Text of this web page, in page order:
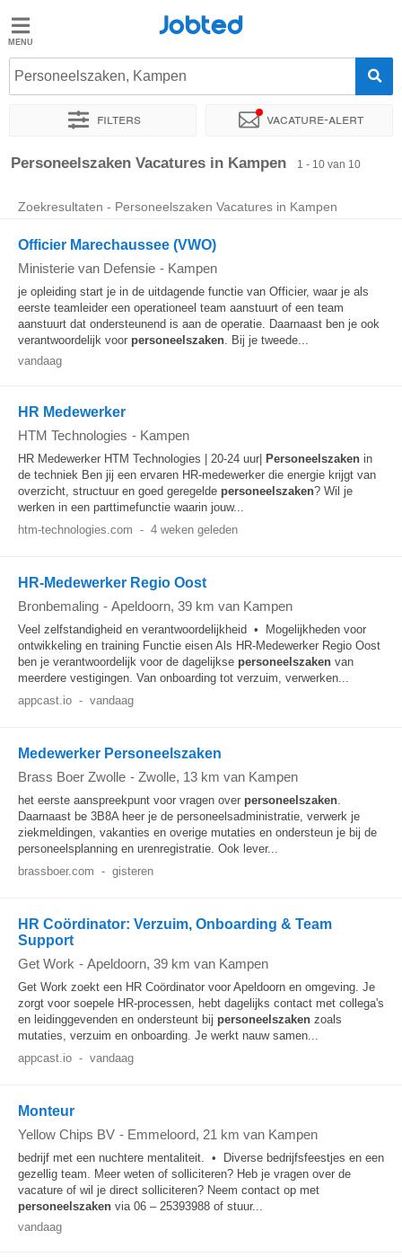
Jobted
Vacatures
Salarissen
Jobted
Personeelszaken, Kampen
Filters Vacature-alert
Sorteer op Exacte locatie Bedrijf Soort dienstverband
Personeelszaken Vacatures in Kampen 1 - 10 van 10
Zoekresultaten - Personeelszaken Vacatures in Kampen
Officier Marechaussee (VWO)
Ministerie van Defensie - Kampen
je opleiding start je in de uitdagende functie van Officier, waar je als
eerste teamleider een operationeel team aanstuurt of een team
aanstuurt dat ondersteunend is aan de operatie. Daarnaast ben je ook
verantwoordelijk voor personeelszaken. Bij je tweede...
vandaag
HR Medewerker
HTM Technologies - Kampen
HR Medewerker HTM Technologies | 20-24 uur| Personeelszaken in
de techniek Ben jij een ervaren HR-medewerker die energie krijgt van
overzicht, structuur en goed geregelde personeelszaken? Wil je
werken in een parttimefunctie waarin jouw...
htm-technologies.com - 4 weken geleden
HR-Medewerker Regio Oost
Bronbemaling - Apeldoorn, 39 km van Kampen
Veel zelfstandigheid en verantwoordelijkheid • Mogelijkheden voor
ontwikkeling en training Functie eisen Als HR-Medewerker Regio Oost
ben je verantwoordelijk voor de dagelijkse personeelszaken van
meerdere vestigingen. Van onboarding tot verzuim, verwerken...
appcast.io - vandaag
Medewerker Personeelszaken
Brass Boer Zwolle - Zwolle, 13 km van Kampen
het eerste aanspreekpunt voor vragen over personeelszaken.
Daarnaast be 3B8A heer je de personeelsadministratie, verwerk je
ziekmeldingen, vakanties en overige mutaties en ondersteun je bij de
personeelsplanning en urenregistratie. Ook lever...
brassboer.com - gisteren
HR Coördinator: Verzuim, Onboarding & Team
Support
Get Work - Apeldoorn, 39 km van Kampen
Get Work zoekt een HR Coördinator voor Apeldoorn en omgeving. Je
zorgt voor soepele HR-processen, hebt dagelijks contact met collega's
en leidinggevenden en ondersteunt bij personeelszaken zoals
mutaties, verzuim en onboarding. Je werkt nauw samen...
appcast.io - vandaag
Monteur
Yellow Chips BV - Emmeloord, 21 km van Kampen
bedrijf met een nuchtere mentaliteit. • Diverse bedrijfsfeestjes en een
gezellig team. Meer weten of solliciteren? Heb je vragen over de
vacature of wil je direct solliciteren? Neem contact op met
personeelszaken via 06 – 25393988 of stuur...
vandaag